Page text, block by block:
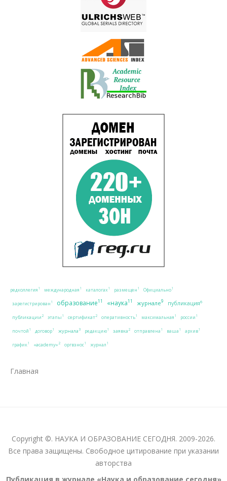
редколлегия 1 международная 1 каталогах 1 размещен 1 Официально1
зарегистрирован 1 образование11 «наука11 журнале9 публикация6
публикации2 этапы 1 сертификат2 оперативность1 максимальная 1 россии 1
почтой 1 договор1 журнала3 редакцию1 заявка2 отправлена 1 ваша 1 архив1
график1 «academy»2 оргвзнос1 журнал 1
Главная
Copyright ©. НАУКА И ОБРАЗОВАНИЕ СЕГОДНЯ. 2009-2026.
Все права защищены. Свободное цитирование при указании
авторства